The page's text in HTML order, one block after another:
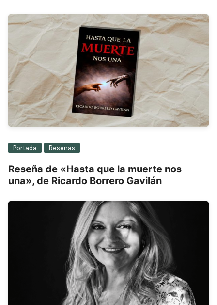
Portada Reseñas
Reseña de «Hasta que la muerte nos
una», de Ricardo Borrero Gavilán